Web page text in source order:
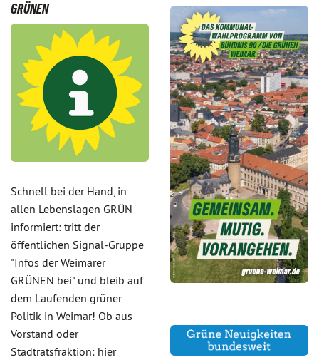
GRÜNEN
Schnell bei der Hand, in
allen Lebenslagen GRÜN
informiert: tritt der
öffentlichen Signal-Gruppe
"Infos der Weimarer
GRÜNEN bei" und bleib auf
dem Laufenden grüner
Politik in Weimar! Ob aus
Vorstand oder
Stadtratsfraktion: hier